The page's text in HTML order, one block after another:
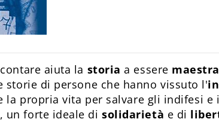
aiuta la storiaa essere
storie di persone che hanno vissuto l'
la propria vita per salvare gli indifesi
un forte ideale disolidarietà e di